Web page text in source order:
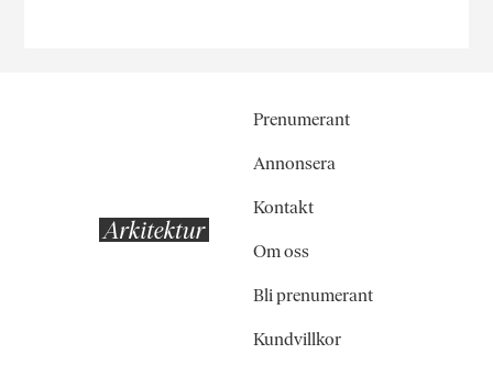
Prenumerant
Annonsera
Kontakt
Om oss
Bli prenumerant
Kundvillkor